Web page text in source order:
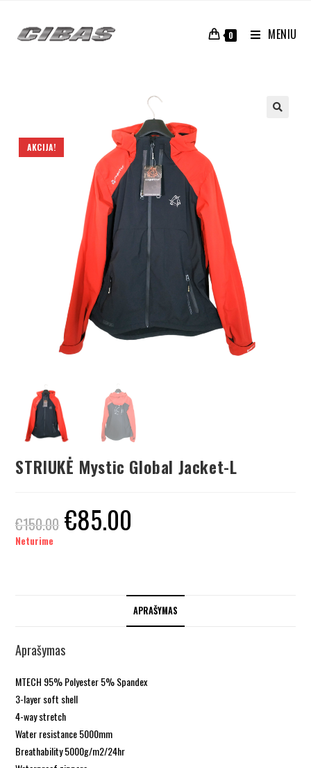
0 MENIU
AKCIJA!
STRIUKĖ Mystic Global Jacket-L
€150.00 €85.00
Neturime
APRAŠYMAS
Aprašymas
MTECH 95% Polyester 5% Spandex
3-layer soft shell
4-way stretch
Water resistance 5000mm
Breathability 5000g/m2/24hr